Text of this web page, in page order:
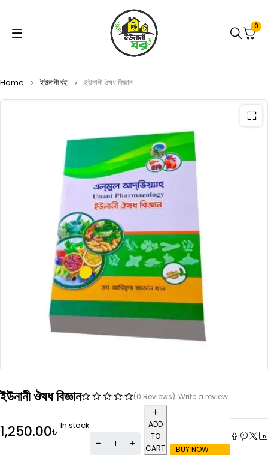
0
Home ইউনানী বই ইউনানী ঔষধ বিজ্ঞান
ইউনানী ঔষধ বিজ্ঞান (0 Reviews) Write a review
1,250.00৳ In stock
ADD
TO
CART
BUY NOW